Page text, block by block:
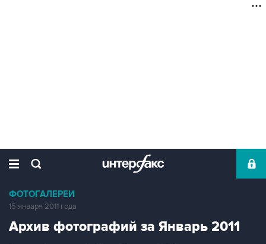
ФОТОГАЛЕРЕИ
15 января 2011 года
Архив фотографий за Январь 2011